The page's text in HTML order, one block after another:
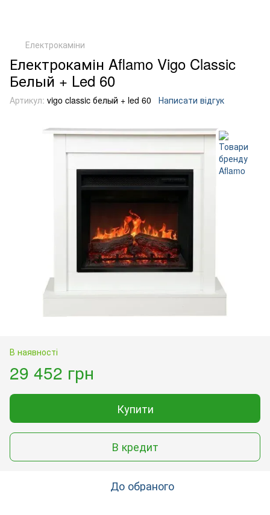
Електрокаміни
Електрокамін Aflamo Vigo Classic
Белый + Led 60
Артикул: vigo classic белый + led 60 Написати відгук
В наявності
29 452 грн
Купити
В кредит
До обраного